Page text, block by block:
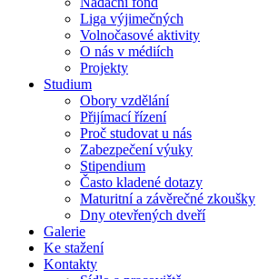
Liga výjimečných
Volnočasové aktivity
O nás v médiích
Projekty
Studium
Obory vzdělání
Přijímací řízení
Proč studovat u nás
Zabezpečení výuky
Stipendium
Často kladené dotazy
Maturitní a závěrečné zkoušky
Dny otevřených dveří
Galerie
Ke stažení
Kontakty